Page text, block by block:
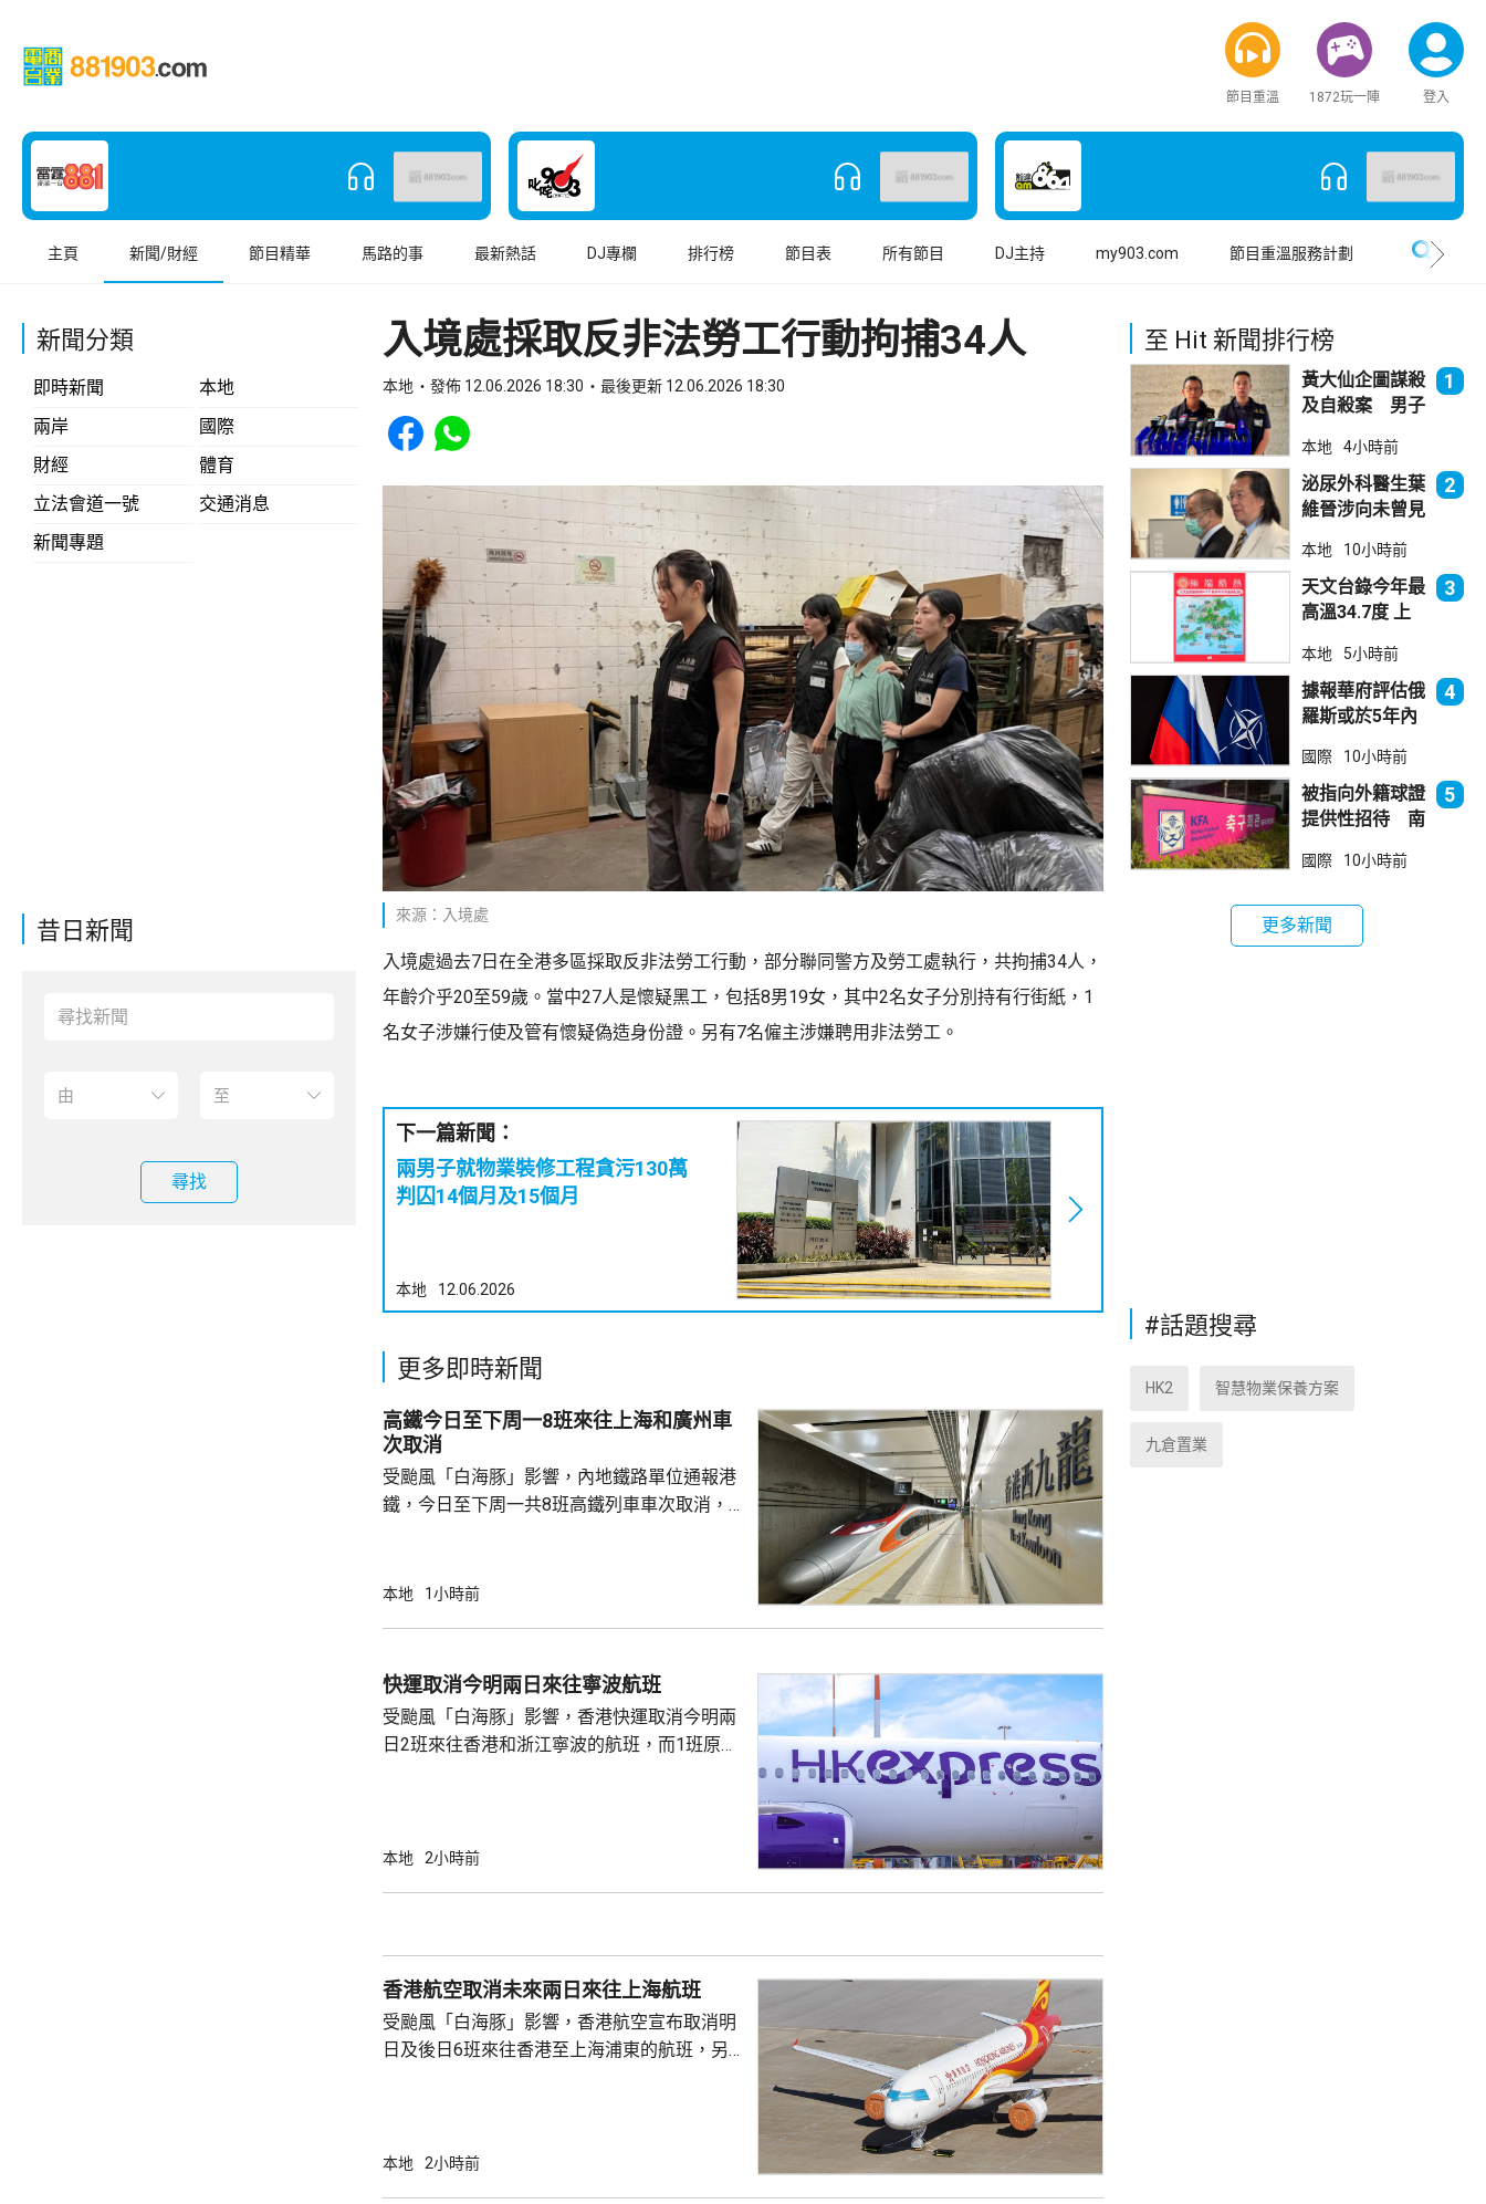
節目重溫 1872玩一陣 登入
主頁 新聞/財經 節目精華 馬路的事 最新熱話 DJ專欄 排行榜 節目表 所有節目 DJ主持 my903.com 節目重溫服務計劃
新聞分類
即時新聞
本地
兩岸
國際
財經
體育
立法會道一號
交通消息
新聞專題
昔日新聞
尋找
入境處採取反非法勞工行動拘捕34人
本地 發佈 12.06.2026 18:30 最後更新 12.06.2026 18:30
Share to Facebook
Share to WhatsApp
來源：入境處
入境處過去7日在全港多區採取反非法勞工行動，部分聯同警方及勞工處執行，共拘捕34人，
年齡介乎20至59歲。當中27人是懷疑黑工，包括8男19女，其中2名女子分別持有行街紙，1
名女子涉嫌行使及管有懷疑偽造身份證。另有7名僱主涉嫌聘用非法勞工。
下一篇新聞：
兩男子就物業裝修工程貪污130萬
判囚14個月及15個月
本地 12.06.2026
更多即時新聞
高鐵今日至下周一8班來往上海和廣州車
次取消
受颱風「白海豚」影響，內地鐵路單位通報港
鐵，今日至下周一共8班高鐵列車車次取消，
西九龍站發放的最新資訊。
本地 1小時前
快運取消今明兩日來往寧波航班
受颱風「白海豚」影響，香港快運取消今明兩
日2班來往香港和浙江寧波的航班，而1班原定
定目的地，亦可申請退款。
本地 2小時前
香港航空取消未來兩日來往上海航班
受颱風「白海豚」影響，香港航空宣布取消明
日及後日6班來往香港至上海浦東的航班，另
只適用於已獲確認機位的機票，乘客可透過網
本地 2小時前
至 Hit 新聞排行榜
黃大仙企圖謀殺
及自殺案 男子
墮樓亡
1
本地 4小時前
泌尿外科醫生葉
維晉涉向未曾見
委會繼續聆訊
2
本地 10小時前
天文台錄今年最
高溫34.7度 上
3
本地 5小時前
據報華府評估俄
羅斯或於5年內
北約集體防禦
4
國際 10小時前
被指向外籍球證
提供性招待 南
5
國際 10小時前
更多新聞
#話題搜尋
HK2 智慧物業保養方案
九倉置業